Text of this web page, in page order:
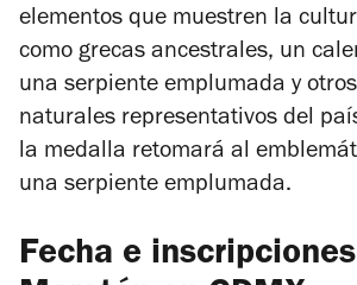
elementos que muestren la
como grecas ancestrales, un
una serpiente emplumada y
naturales representativos del
la medalla retomará al
una serpiente emplumada.
Fecha e